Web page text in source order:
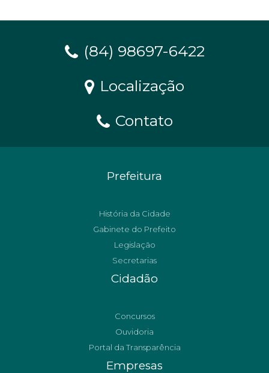
(84) 98697-6422
Localização
Contato
Prefeitura
História da Cidade
Gabinete do Prefeito
Legislação
Secretarias
Cidadão
Concursos
Ouvidoria
Portal da Transparência
Empresas